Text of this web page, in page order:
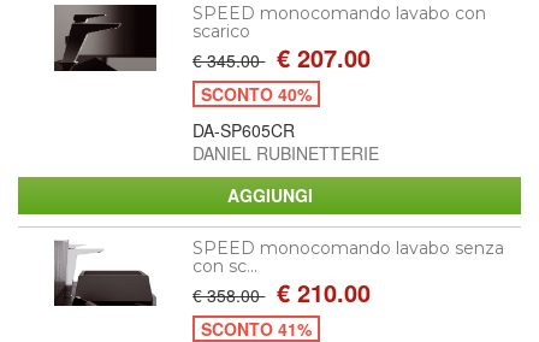
SPEED monocomando lavabo con
scarico
€ 345.00 € 207.00
SCONTO 40%
DA-SP605CR
DANIEL RUBINETTERIE
SPEED monocomando lavabo senza
con sc...
€ 358.00 € 210.00
SCONTO 41%